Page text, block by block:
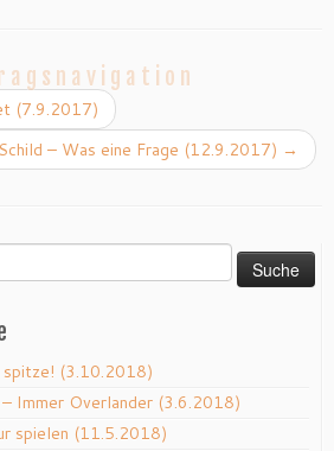
(7.9.2017)
– Was eine Frage (12.9.2017) →
spitze! (3.10.2018)
– Immer Overlander (3.6.2018)
spielen (11.5.2018)